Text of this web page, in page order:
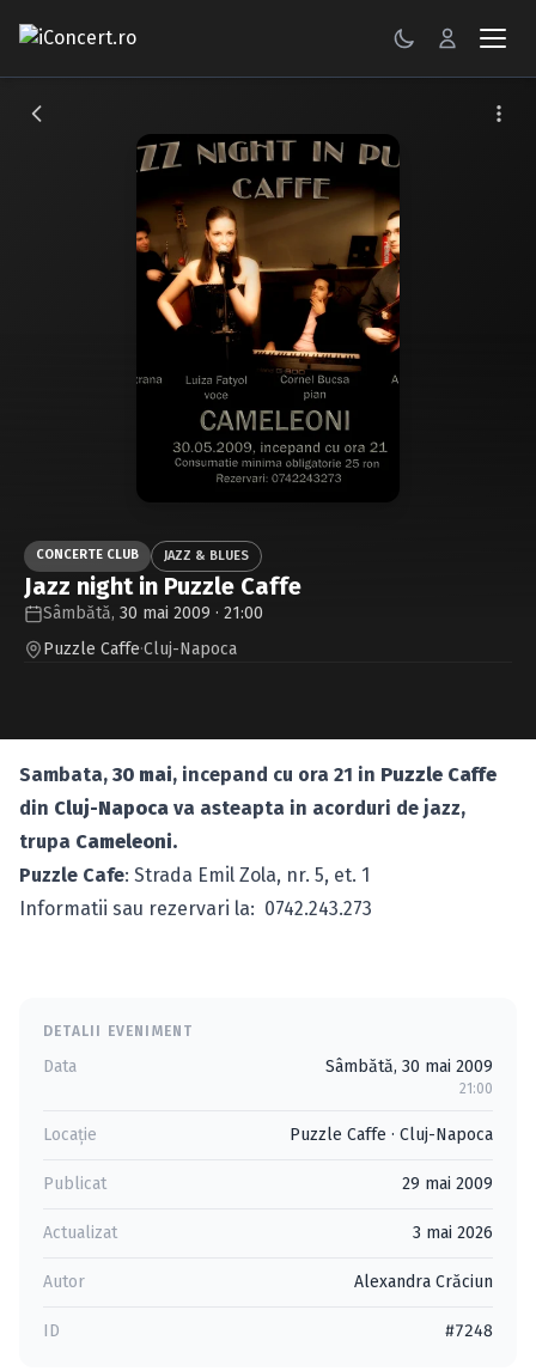
CONCERTE
Caută în site...
CONCERTE CLUB JAZZ & BLUES
Jazz night in Puzzle Caffe
Sâmbătă, 30 mai 2009 · 21:00
Puzzle Caffe·Cluj-Napoca
Sambata, 30 mai, incepand cu ora 21 in Puzzle Caffe
din Cluj-Napoca va asteapta in acorduri de jazz,
trupa Cameleoni.
Puzzle Cafe: Strada Emil Zola, nr. 5, et. 1
Informatii sau rezervari la: 0742.243.273
DETALII EVENIMENT
Data Sâmbătă, 30 mai 2009
21:00
Locație Puzzle Caffe · Cluj-Napoca
Publicat 29 mai 2009
Actualizat 3 mai 2026
Autor Alexandra Crăciun
ID #7248